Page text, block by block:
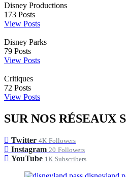
Disney Productions
173 Posts
View Posts
Disney Parks
79 Posts
View Posts
Critiques
72 Posts
View Posts
SUR NOS RÉSEAUX
Twitter 4K Followers
Instagram 20 Followers
YouTube 1K Subscribers